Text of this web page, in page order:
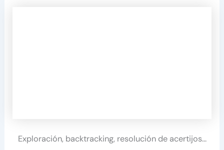
Exploración, backtracking, resolución de acertijos…